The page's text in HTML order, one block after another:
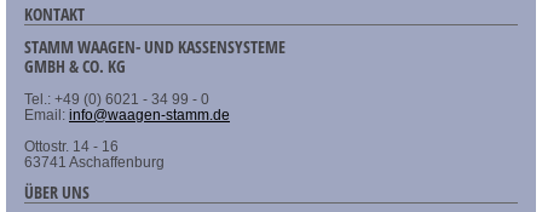
KONTAKT
STAMM WAAGEN- UND KASSENSYSTEME
GMBH & CO. KG
Tel.: +49 (0) 6021 - 34 99 - 0
Email: info@waagen-stamm.de
Ottostr. 14 - 16
63741 Aschaffenburg
ÜBER UNS